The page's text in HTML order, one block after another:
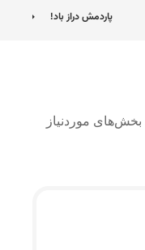
پاردمش دراز باد!
بخش‌های موردنیاز